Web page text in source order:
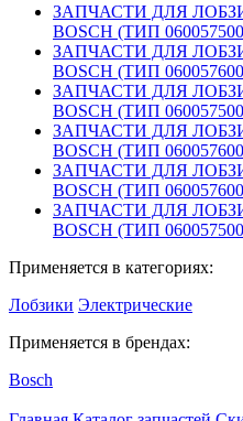
ЗАПЧАСТИ ДЛЯ
BOSCH (ТИП
ЗАПЧАСТИ ДЛЯ
BOSCH (ТИП
ЗАПЧАСТИ ДЛЯ
BOSCH (ТИП
ЗАПЧАСТИ ДЛЯ
BOSCH (ТИП
ЗАПЧАСТИ ДЛЯ
BOSCH (ТИП
ЗАПЧАСТИ ДЛЯ
BOSCH (ТИП
Применяется в категориях:
Лобзики Электрические
Применяется в брендах:
Bosch